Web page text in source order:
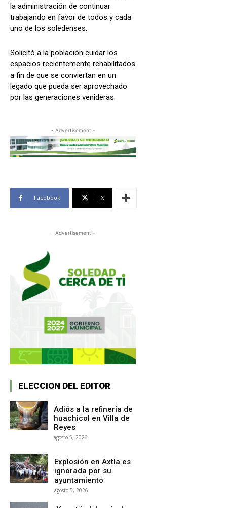
la administración de continuar
trabajando en favor de todos y cada
uno de los soledenses.
Solicitó a la población cuidar los
espacios recientemente rehabilitados
a fin de que se conviertan en un
legado que pueda ser aprovechado
por las generaciones venideras.
- Advertisement -
Facebook X
- Advertisement -
ELECCION DEL EDITOR
Adiós a la refinería de
huachicol en Villa de
Reyes
agosto 5, 2026
Explosión en Axtla es
ignorada por su
ayuntamiento
agosto 5, 2026